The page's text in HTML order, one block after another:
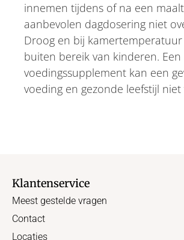
innemen tijdens of na een
aanbevolen dagdosering niet
Droog en bij
buiten bereik van kinderen. Een
voedingssupplement kan een
voeding en gezonde leefstijl niet
Klantenservice
Meest gestelde vragen
Contact
Locaties